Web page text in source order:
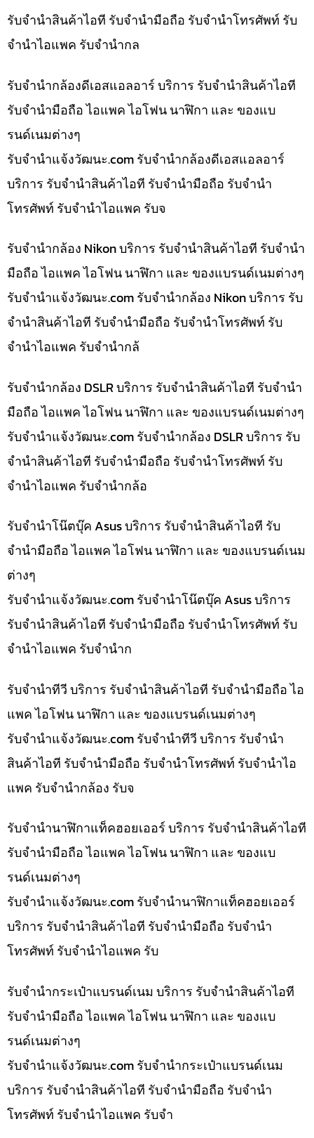
รับจำนำสินค้าไอที รับจำนำมือถือ รับจำนำโทรศัพท์ รับ
จำนำไอแพค รับจำนำกล
รับจำนำกล้องดีเอสแอลอาร์ บริการ รับจำนำสินค้าไอที
รับจำนำมือถือ ไอแพค ไอโฟน นาฬิกา และ ของแบ
รนด์เนมต่างๆ
รับจํานําแจ้งวัฒนะ.com รับจำนำกล้องดีเอสแอลอาร์
บริการ รับจำนำสินค้าไอที รับจำนำมือถือ รับจำนำ
โทรศัพท์ รับจำนำไอแพค รับจ
รับจำนำกล้อง Nikon บริการ รับจำนำสินค้าไอที รับจำนำ
มือถือ ไอแพค ไอโฟน นาฬิกา และ ของแบรนด์เนมต่างๆ
รับจํานําแจ้งวัฒนะ.com รับจำนำกล้อง Nikon บริการ รับ
จำนำสินค้าไอที รับจำนำมือถือ รับจำนำโทรศัพท์ รับ
จำนำไอแพค รับจำนำกล้
รับจำนำกล้อง DSLR บริการ รับจำนำสินค้าไอที รับจำนำ
มือถือ ไอแพค ไอโฟน นาฬิกา และ ของแบรนด์เนมต่างๆ
รับจํานําแจ้งวัฒนะ.com รับจำนำกล้อง DSLR บริการ รับ
จำนำสินค้าไอที รับจำนำมือถือ รับจำนำโทรศัพท์ รับ
จำนำไอแพค รับจำนำกล้อ
รับจำนำโน๊ตบุ๊ค Asus บริการ รับจำนำสินค้าไอที รับ
จำนำมือถือ ไอแพค ไอโฟน นาฬิกา และ ของแบรนด์เนม
ต่างๆ
รับจํานําแจ้งวัฒนะ.com รับจำนำโน๊ตบุ๊ค Asus บริการ
รับจำนำสินค้าไอที รับจำนำมือถือ รับจำนำโทรศัพท์ รับ
จำนำไอแพค รับจำนำก
รับจำนำทีวี บริการ รับจำนำสินค้าไอที รับจำนำมือถือ ไอ
แพค ไอโฟน นาฬิกา และ ของแบรนด์เนมต่างๆ
รับจํานําแจ้งวัฒนะ.com รับจำนำทีวี บริการ รับจำนำ
สินค้าไอที รับจำนำมือถือ รับจำนำโทรศัพท์ รับจำนำไอ
แพค รับจำนำกล้อง รับจ
รับจำนำนาฬิกาแท็คฮอยเออร์ บริการ รับจำนำสินค้าไอที
รับจำนำมือถือ ไอแพค ไอโฟน นาฬิกา และ ของแบ
รนด์เนมต่างๆ
รับจํานําแจ้งวัฒนะ.com รับจำนำนาฬิกาแท็คฮอยเออร์
บริการ รับจำนำสินค้าไอที รับจำนำมือถือ รับจำนำ
โทรศัพท์ รับจำนำไอแพค รับ
รับจำนำกระเป๋าแบรนด์เนม บริการ รับจำนำสินค้าไอที
รับจำนำมือถือ ไอแพค ไอโฟน นาฬิกา และ ของแบ
รนด์เนมต่างๆ
รับจํานําแจ้งวัฒนะ.com รับจำนำกระเป๋าแบรนด์เนม
บริการ รับจำนำสินค้าไอที รับจำนำมือถือ รับจำนำ
โทรศัพท์ รับจำนำไอแพค รับจำ